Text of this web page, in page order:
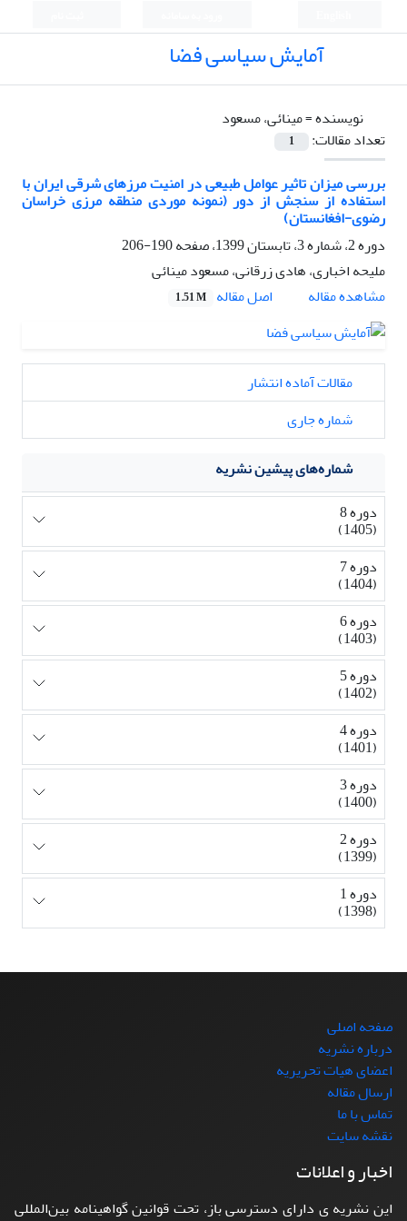
آمایش سیاسی فضا
نویسنده =مینائی، مسعود
تعداد مقالات:
1
بررسی میزان تاثیر عوامل طبیعی در امنیت مرزهای شرقی ایران با
استفاده از سنجش از دور (نمونه موردی منطقه مرزی خراسان
رضوی-افغانستان)
دوره 2، شماره 3، تابستان 1399، صفحه
190-206
ملیحه اخباری، هادی زرقانی، مسعود مینائی
مشاهده مقاله
اصل مقاله 1.51 M
مقالات آماده انتشار
شماره جاری
شماره‌های پیشین نشریه
دوره 8
(1405)
دوره 7
(1404)
دوره 6
(1403)
دوره 5
(1402)
دوره 4
(1401)
دوره 3
(1400)
دوره 2
(1399)
دوره 1
(1398)
صفحه اصلی
درباره نشریه
اعضای هیات تحریریه
ارسال مقاله
تماس با ما
نقشه سایت
اخبار و اعلانات
این نشریه ی دارای دسترسی باز، تحت قوانین گواهینامه بین‌المللی